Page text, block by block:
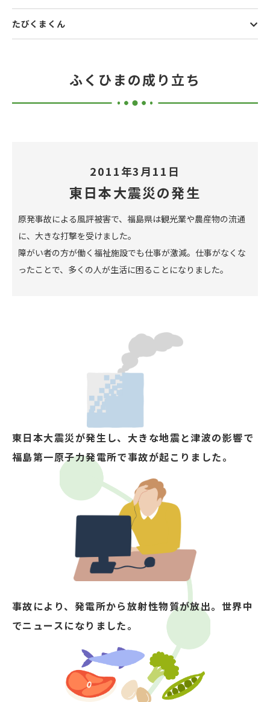
たびくまくん
ふくひまの成り立ち
2011年3月11日
東日本大震災の発生
原発事故による風評被害で、福島県は観光業や農産物の流通
に、大きな打撃を受けました。
障がい者の方が働く福祉施設でも仕事が激減。仕事がなくな
ったことで、多くの人が生活に困ることになりました。
東日本大震災が発生し、大きな地震と津波の影響で
福島第一原子力発電所で事故が起こりました。
事故により、発電所から放射性物質が放出。 世界中
でニュースになりました。